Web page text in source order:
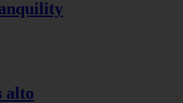
alto